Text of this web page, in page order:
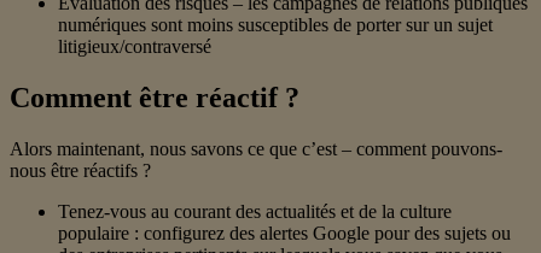
numériques sont moins susceptibles de porter sur un sujet
litigieux/contraversé
Comment être réactif ?
Alors maintenant, nous savons ce que c’est – comment pouvons-
nous être réactifs ?
Tenez-vous au courant des actualités et de la culture
populaire : configurez des alertes Google pour des sujets ou